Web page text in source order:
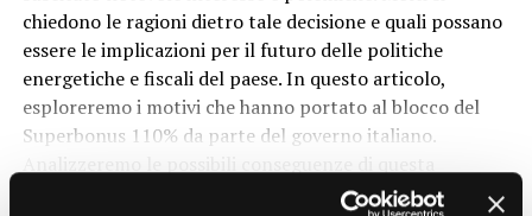
varietà consente ai proprietari di scegliere la soluzione
più adatta alle loro esigenze specifiche, a seconda del
clima locale, della disponibilità di spazio e delle
preferenze personali. Ad esempio, le pompe di calore ad
aria sono più adatte per le aree con climi temperati,
mentre le pompe di calore geotermiche possono essere
più efficaci in regioni con temperature più estreme.
chiedono le ragioni dietro tale decisione e quali possano
essere le implicazioni per il futuro delle politiche
energetiche e fiscali del paese. In questo articolo,
esploreremo i motivi che hanno portato al blocco del
Superbonus 110% da parte del governo italiano.